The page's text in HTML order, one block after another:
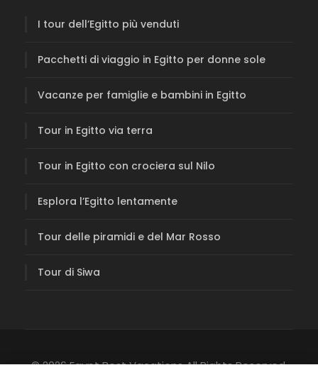
I tour dell’Egitto più venduti
Pacchetti di viaggio in Egitto per donne sole
Vacanze per famiglie e bambini in Egitto
Tour in Egitto via terra
Tour in Egitto con crociera sul Nilo
Esplora l’Egitto lentamente
Tour delle piramidi e del Mar Rosso
Tour di Siwa